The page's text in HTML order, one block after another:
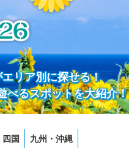
リア別に探せる！
べるスポットを大紹介！
四国 九州・沖縄